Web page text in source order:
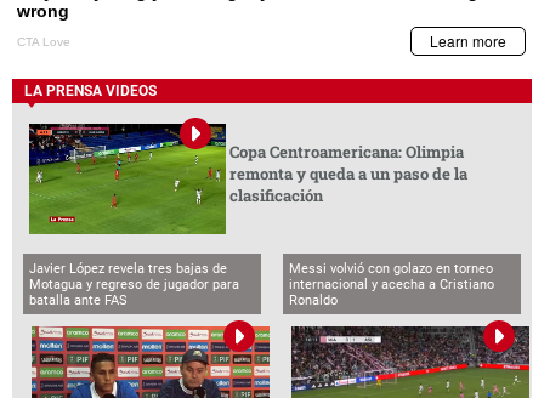
LA PRENSA VIDEOS
Copa Centroamericana: Olimpia
remonta y queda a un paso de la
clasificación
Javier López revela tres bajas de
Motagua y regreso de jugador para
batalla ante FAS
Messi volvió con golazo en torneo
internacional y acecha a Cristiano
Ronaldo